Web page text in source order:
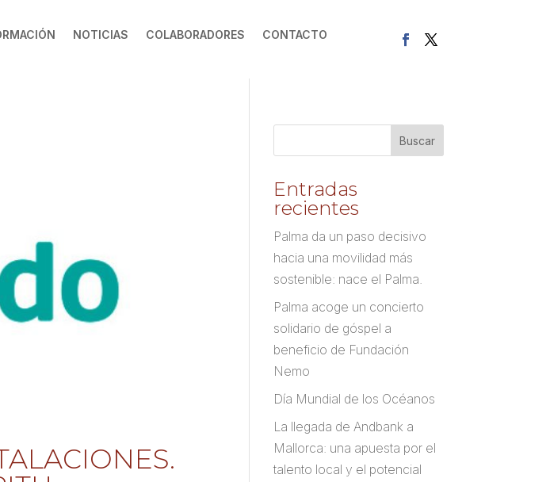
NOTICIAS COLABORADORES CONTACTO
Entradas
recientes
Palma da un paso decisivo
hacia una movilidad más
sostenible: nace el Palma.
Palma acoge un concierto
solidario de góspel a
beneficio de Fundación
Nemo
Día Mundial de los Océanos
La llegada de Andbank a
Mallorca: una apuesta por el
talento local y el potencial